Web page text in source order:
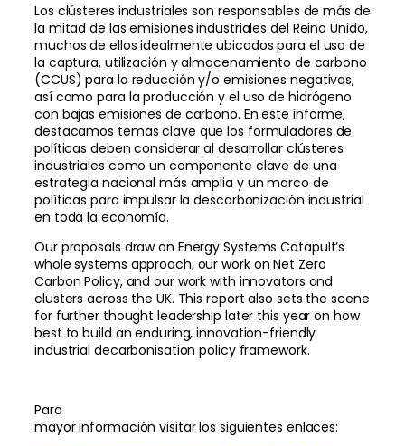
Los clústeres industriales son responsables de más de
la mitad de las emisiones industriales del Reino Unido,
muchos de ellos idealmente ubicados para el uso de
la captura, utilización y almacenamiento de carbono
(CCUS) para la reducción y/o emisiones negativas,
así como para la producción y el uso de hidrógeno
con bajas emisiones de carbono. En este informe,
destacamos temas clave que los formuladores de
políticas deben considerar al desarrollar clústeres
industriales como un componente clave de una
estrategia nacional más amplia y un marco de
políticas para impulsar la descarbonización industrial
en toda la economía.
Our proposals draw on Energy Systems Catapult’s
whole systems approach, our work on Net Zero
Carbon Policy, and our work with innovators and
clusters across the UK. This report also sets the scene
for further thought leadership later this year on how
best to build an enduring, innovation-friendly
industrial decarbonisation policy framework.
Para
mayor información visitar los siguientes enlaces: